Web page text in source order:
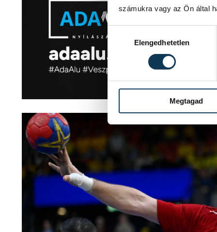
számukra vagy az Ön által
Elengedhetetlen
Megtagad